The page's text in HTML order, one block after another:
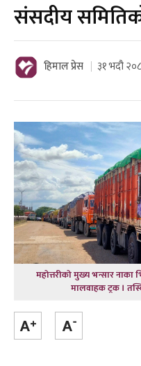
संसदीय
हिमाल प्रेस ३१ भदौ
महोत्तरीको मुख्य भन्सार नाका
मालवाहक ट्रक ।